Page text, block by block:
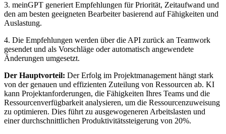
3. meinGPT generiert Empfehlungen für Priorität, Zeitaufwand und
den am besten geeigneten Bearbeiter basierend auf Fähigkeiten und
Auslastung.
4. Die Empfehlungen werden über die API zurück an Teamwork
gesendet und als Vorschläge oder automatisch angewendete
Änderungen umgesetzt.
Der Hauptvorteil: Der Erfolg im Projektmanagement hängt stark
von der genauen und effizienten Zuteilung von Ressourcen ab. KI
kann Projektanforderungen, die Fähigkeiten Ihres Teams und die
Ressourcenverfügbarkeit analysieren, um die Ressourcenzuweisung
zu optimieren. Dies führt zu ausgewogeneren Arbeitslasten und
einer durchschnittlichen Produktivitätssteigerung von 20%.